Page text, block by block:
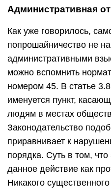
Административная
Как уже говорилось,
попрошайничество не
административными
можно вспомнить
номером 45. В статье
именуется пункт,
людям в местах
Законодательство
приравнивает к
порядка. Суть в том,
данное действие как
Никакого